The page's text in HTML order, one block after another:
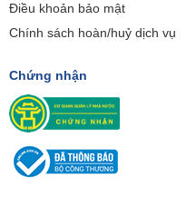
Điều khoản bảo mật
Chính sách hoàn/huỷ dịch vụ
Chứng nhận